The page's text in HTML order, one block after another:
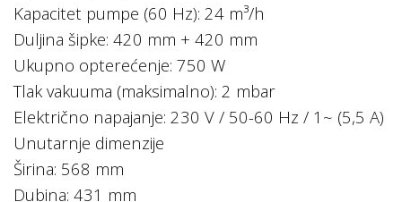
Kapacitet pumpe (60 Hz): 24 m³/h
Duljina šipke: 420 mm + 420 mm
Ukupno opterećenje: 750 W
Tlak vakuuma (maksimalno): 2 mbar
Električno napajanje: 230 V / 50-60 Hz / 1~ (5,5 A)
Unutarnje dimenzije
Širina: 568 mm
Dubina: 431 mm